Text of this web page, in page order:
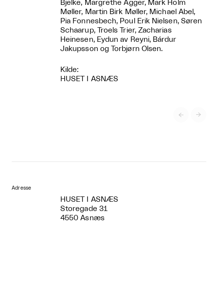
Bjelke, Margrethe Agger, Mark Holm
Møller, Martin Birk Møller, Michael Abel,
Pia Fonnesbech, Poul Erik Nielsen, Søren
Schaarup, Troels Trier, Zacharias
Heinesen, Eydun av Reyni, Bárdur
Jakupsson og Torbjørn Olsen.
Kilde:
HUSET I ASNÆS
 
Adresse
HUSET I ASNÆS
Storegade 31
4550 Asnæs